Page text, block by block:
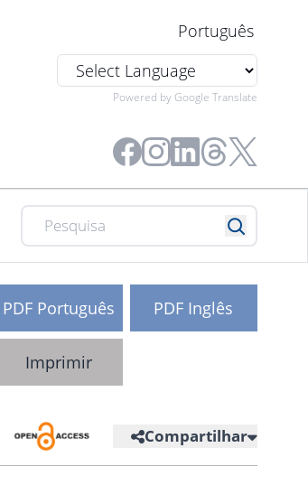
Português
Powered by Google Translate
PDF Português PDF Inglês
Imprimir
Compartilhar